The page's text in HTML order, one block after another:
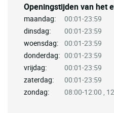
Openingstijden van het
maandag:
00:01-23:59
dinsdag:
00:01-23:59
woensdag:
00:01-23:59
donderdag: 00:01-23:59
vrijdag:
00:01-23:59
zaterdag:
00:01-23:59
zondag:
08:00-12:00 ,